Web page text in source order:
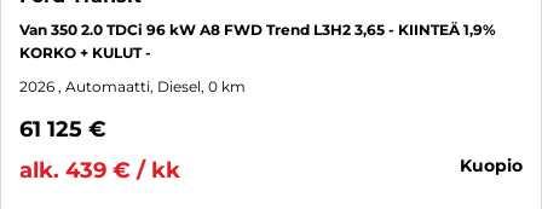
Van 350 2.0 TDCi 96 kW A8 FWD Trend L3H2 3,65 - KIINTEÄ 1,9%
KORKO + KULUT -
2026 , Automaatti, Diesel, 0 km
61 125 €
alk. 439 € / kk
kuopio